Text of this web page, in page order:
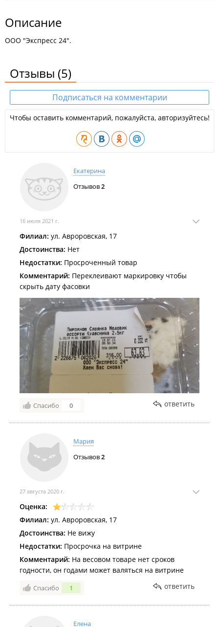
Описание
ООО "Экспресс 24".
Отзывы (5)
Подписаться на комментарии
Чтобы оставить комментарий, пожалуйста, авторизуйтесь!
Екатерина
Отзывов2
16 июля 2021 г.
Филиал: ул. Авроровская, 17
Достоинства: Нет
Недостатки: Просроченный товар
Комментарий: Переклеивают маркировку чтобы
скрыть дату фасовки
Спасибо 0 ответить
Мария
Отзывов2
27 августа 2020 г.
Оценка:
Филиал: ул. Авроровская, 17
Достоинства: Не вижу
Недостатки: Просрочка на витрине
Комментарий: На весовом товаре нет сроков
годности, он годами может валяться на витрине
Спасибо 1 ответить
Елена